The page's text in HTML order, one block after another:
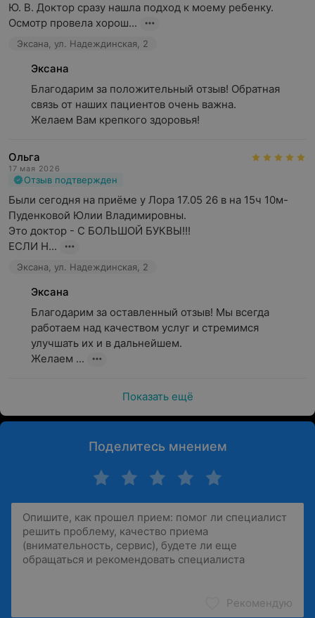
Ю. В. Доктор сразу нашла подход к моему ребенку.
Осмотр провела хорош...
Эксана, ул. Надеждинская, 2
Эксана
Благодарим за положительный отзыв! Обратная
связь от наших пациентов очень важна.
Желаем Вам крепкого здоровья!
Ольга
17 мая 2026
Отзыв подтвержден
Были сегодня на приёме у Лора 17.05 26 в на 15ч 10м-
Пуденковой Юлии Владимировны.
Это доктор - С БОЛЬШОЙ БУКВЫ!!!
ЕСЛИ Н...
Эксана, ул. Надеждинская, 2
Эксана
Благодарим за оставленный отзыв! Мы всегда
работаем над качеством услуг и стремимся
улучшать их и в дальнейшем.
Желаем ...
Показать ещё
Поделитесь мнением
Рекомендую